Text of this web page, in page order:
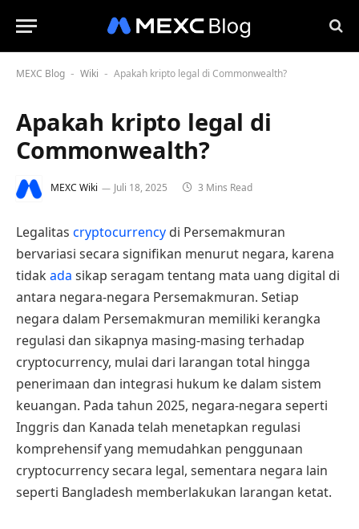
MEXC Blog - Wiki - Apakah kripto legal di Commonwealth?
Apakah kripto legal di
Commonwealth?
MEXC Wiki Juli 18, 2025 3 Mins Read
Legalitas cryptocurrency di Persemakmuran
bervariasi secara signifikan menurut negara, karena
tidak ada sikap seragam tentang mata uang digital di
antara negara-negara Persemakmuran. Setiap
negara dalam Persemakmuran memiliki kerangka
regulasi dan sikapnya masing-masing terhadap
cryptocurrency, mulai dari larangan total hingga
penerimaan dan integrasi hukum ke dalam sistem
keuangan. Pada tahun 2025, negara-negara seperti
Inggris dan Kanada telah menetapkan regulasi
komprehensif yang memudahkan penggunaan
cryptocurrency secara legal, sementara negara lain
seperti Bangladesh memberlakukan larangan ketat.